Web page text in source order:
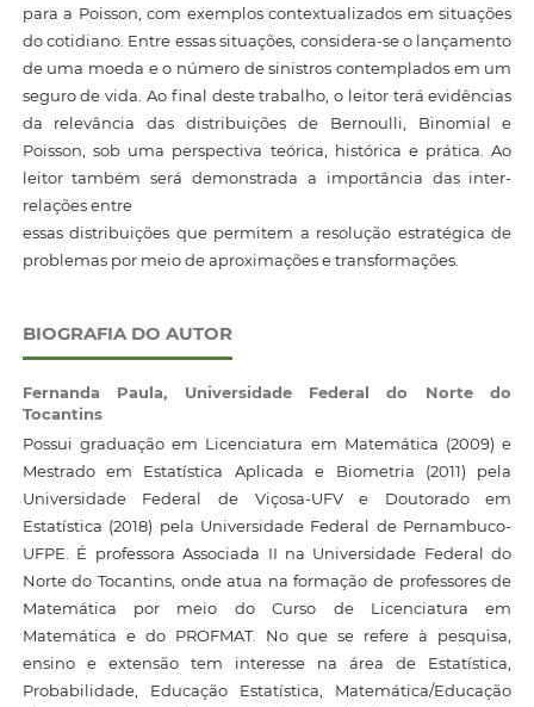
para a Poisson, com exemplos contextualizados em situações
do cotidiano. Entre essas situações, considera-se o lançamento
de uma moeda e o número de sinistros contemplados em um
seguro de vida. Ao final deste trabalho, o leitor terá evidências
da relevância das distribuições de Bernoulli, Binomial e
Poisson, sob uma perspectiva teórica, histórica e prática. Ao
leitor também será demonstrada a importância das inter-
relações entre
essas distribuições que permitem a resolução estratégica de
problemas por meio de aproximações e transformações.
BIOGRAFIA DO AUTOR
Fernanda Paula, Universidade Federal do Norte do
Tocantins
Possui graduação em Licenciatura em Matemática (2009) e
Mestrado em Estatística Aplicada e Biometria (2011) pela
Universidade Federal de Viçosa-UFV e Doutorado em
Estatística (2018) pela Universidade Federal de Pernambuco-
UFPE. É professora Associada II na Universidade Federal do
Norte do Tocantins, onde atua na formação de professores de
Matemática por meio do Curso de Licenciatura em
Matemática e do PROFMAT. No que se refere à pesquisa,
ensino e extensão tem interesse na área de Estatística,
Probabilidade, Educação Estatística, Matemática/Educação